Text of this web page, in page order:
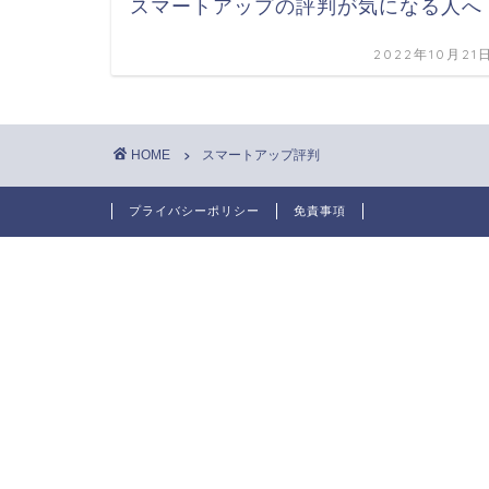
スマートアップの評判が気になる人へ
2022年10月21
HOME スマートアップ評判
プライバシーポリシー 免責事項